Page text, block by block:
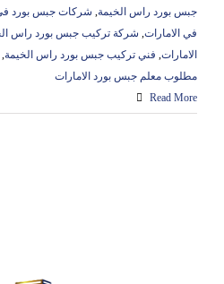
جبس بورد راس الخيمة, شركات جبس بورد
في الامارات, شركة تركيب جبس بورد راس
الامارات, فني تركيب جبس بورد راس الخيمة,
مطلوب معلم جبس بورد الامارات
Read More